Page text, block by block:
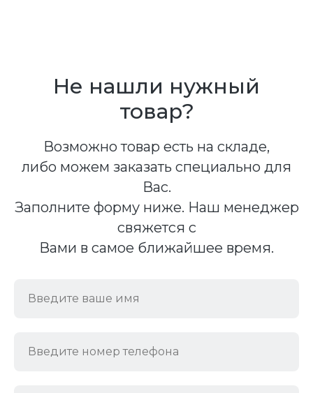
Не нашли нужный
товар?
Возможно товар есть на складе,
либо можем заказать специально для
Вас.
Заполните форму ниже. Наш менеджер
свяжется с
Вами в самое ближайшее время.